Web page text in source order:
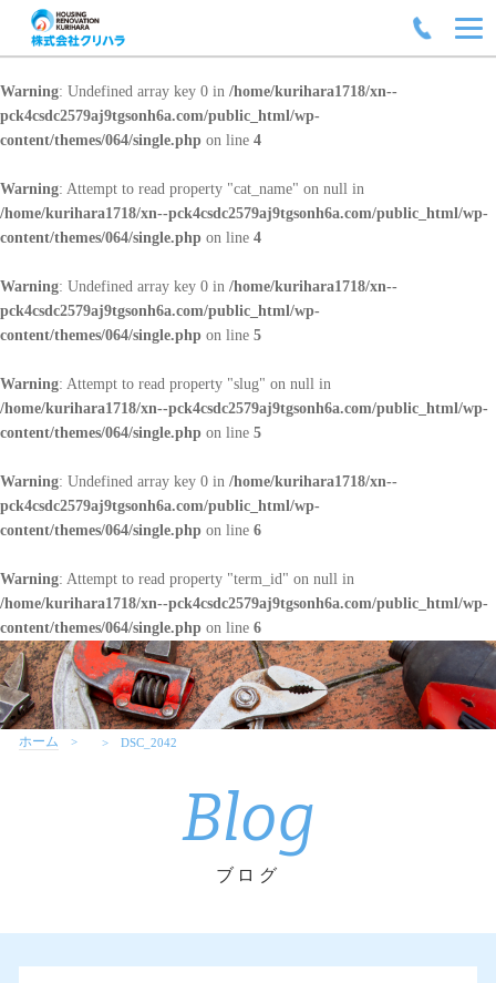
Warning: Undefined array key 0 in /home/kurihara1718/xn--
pck4csdc2579aj9tgsonh6a.com/public_html/wp-
content/themes/064/single.php on line 4
Warning: Attempt to read property "cat_name" on null in
/home/kurihara1718/xn--pck4csdc2579aj9tgsonh6a.com/public_html/wp-
content/themes/064/single.php on line 4
Warning: Undefined array key 0 in /home/kurihara1718/xn--
pck4csdc2579aj9tgsonh6a.com/public_html/wp-
content/themes/064/single.php on line 5
Warning: Attempt to read property "slug" on null in
/home/kurihara1718/xn--pck4csdc2579aj9tgsonh6a.com/public_html/wp-
content/themes/064/single.php on line 5
Warning: Undefined array key 0 in /home/kurihara1718/xn--
pck4csdc2579aj9tgsonh6a.com/public_html/wp-
content/themes/064/single.php on line 6
Warning: Attempt to read property "term_id" on null in
/home/kurihara1718/xn--pck4csdc2579aj9tgsonh6a.com/public_html/wp-
content/themes/064/single.php on line 6
ホーム DSC_2042
Blog
ブログ